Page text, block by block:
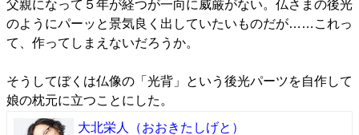
父親になって５年が経つが一向に威厳がない。仏さまの後光
のようにパーッと景気良く出していたいものだが……これっ
て、作ってしまえないだろうか。
そうしてぼくは仏像の「光背」という後光パーツを自作して
娘の枕元に立つことにした。
大北栄人
（おおきたしげと）